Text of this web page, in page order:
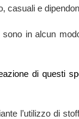
casuali e
in alcun
di questi
l’utilizzo di